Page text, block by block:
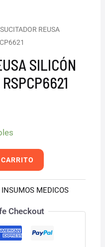
REUSA
SILICÓN
INSUMOS MEDICOS
Checkout